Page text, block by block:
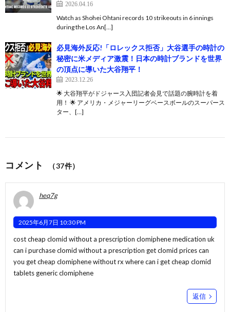
2026.04.16
Watch as Shohei Ohtani records 10 strikeouts in 6 innings
during the Los An[…]
必見海外反応!「ロレックス拒否」大谷選手の時計の
秘密に米メディア激震！日本の時計ブランドを世界
の頂点に導いた大谷翔平！
2023.12.26
🌟 大谷翔平がドジャース入団記者会見で話題の腕時計を着
用！ 🌟 アメリカ・メジャーリーグベースボールのスーパース
ター、[…]
コメント （37件）
heq7g
2025年6月7日 10:30 PM
cost cheap clomid without a prescription clomiphene medication uk
can i purchase clomid without a prescription get clomid pricescan
you get cheap clomiphene without rx where can i get cheap clomid
tablets generic clomiphene
返信